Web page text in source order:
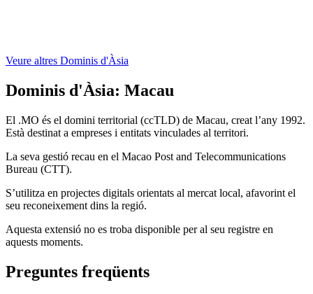
Veure altres Dominis d'Àsia
Dominis d'Àsia: Macau
El .MO és el domini territorial (ccTLD) de Macau, creat l’any 1992.
Està destinat a empreses i entitats vinculades al territori.
La seva gestió recau en el Macao Post and Telecommunications
Bureau (CTT).
S’utilitza en projectes digitals orientats al mercat local, afavorint el
seu reconeixement dins la regió.
Aquesta extensió no es troba disponible per al seu registre en
aquests moments.
Preguntes freqüents